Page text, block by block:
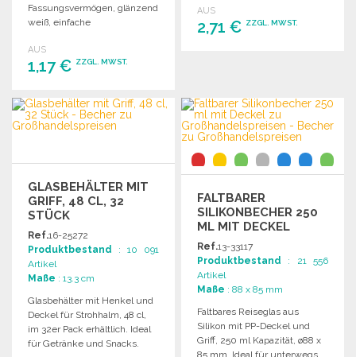
Fassungsvermögen, glänzend
weiß, einfache
vielseitige Anwendungen.
AUS
1,17 € ZZGL. MWST.
BESTELLEN
Angebot anfordern
AUS
2,71 € ZZGL. MWST.
GLASBEHÄLTER MIT
GRIFF, 48 CL, 32
STÜCK
Ref.16-25272
Produktbestand : 10 091
Artikel
Maße : 13.3 cm
Glasbehälter mit Henkel und
Deckel für Strohhalm, 48 cl,
im 32er Pack erhältlich. Ideal
für Getränke und Snacks.
FALTBARER
SILIKONBECHER 250
ML MIT DECKEL
Ref.13-33117
Produktbestand : 21 556
Artikel
Maße : 88 x 85 mm
Faltbares Reiseglas aus
Silikon mit PP-Deckel und
Griff, 250 ml Kapazität, ø88 x
85 mm. Ideal für unterwegs.